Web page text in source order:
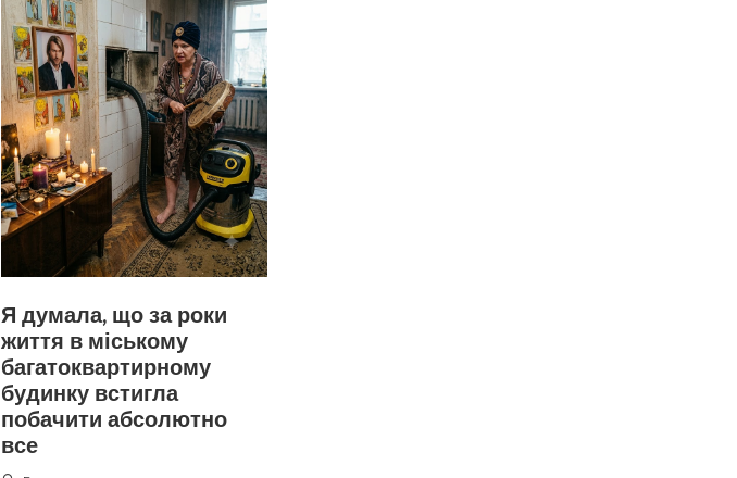
Я думала, що за роки
життя в міському
багатоквартирному
будинку встигла
побачити абсолютно
все